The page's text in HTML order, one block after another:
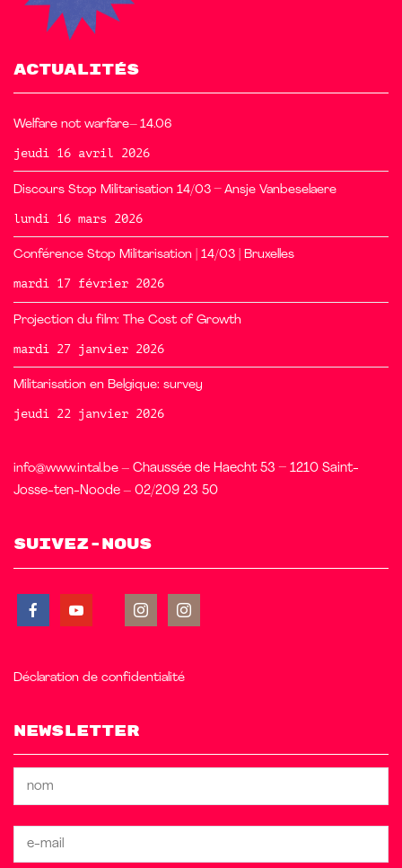
ACTUALITÉS
Welfare not warfare– 14.06
jeudi 16 avril 2026
Discours Stop Militarisation 14/03 – Ansje Vanbeselaere
lundi 16 mars 2026
Conférence Stop Militarisation | 14/03 | Bruxelles
mardi 17 février 2026
Projection du film: The Cost of Growth
mardi 27 janvier 2026
Militarisation en Belgique: survey
jeudi 22 janvier 2026
info@www.intal.be – Chaussée de Haecht 53 – 1210 Saint-
Josse-ten-Noode – 02/209 23 50
Suivez-nous
Déclaration de confidentialité
Newsletter